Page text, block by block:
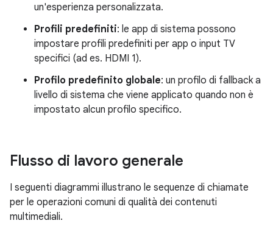
un'esperienza personalizzata.
Profili predefiniti: le app di sistema possono
impostare profili predefiniti per app o input TV
specifici (ad es. HDMI 1).
Profilo predefinito globale: un profilo di fallback a
livello di sistema che viene applicato quando non è
impostato alcun profilo specifico.
Flusso di lavoro generale
I seguenti diagrammi illustrano le sequenze di chiamate
per le operazioni comuni di qualità dei contenuti
multimediali.